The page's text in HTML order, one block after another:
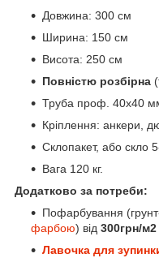
Довжина: 300 см
Ширина: 150 см
Висота: 250 см
Повністю розбірна
Труба проф. 40х40
Кріплення: анкери,
Склопакет, або скло
Вага 120 кг.
Додатково за потреби:
Пофарбування
фарбою) від 300грн/м2
Лавочка для